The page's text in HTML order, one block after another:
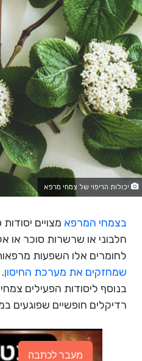
יכולות הריפוי של צמחי מרפא
בצמחי המרפא מצויים
חלבוני או שרשרות סוכר
לחומרים אלו השפעות
שמחזקים את מערכת החיסון.
בנוסף ליסודות הפעילים
רדיקלים חופשיים שפוגעים
מעבר לכתבה